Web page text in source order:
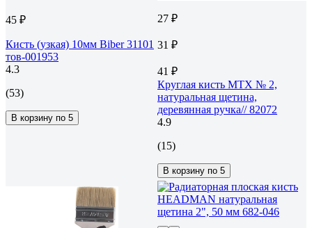
45 ₽
Кисть (узкая) 10мм Biber 31101
тов-001953
4.3
(53)
В корзину по 5
27 ₽
31 ₽
41 ₽
Круглая кисть MTX № 2,
натуральная щетина,
деревянная ручка// 82072
4.9
(15)
В корзину по 5